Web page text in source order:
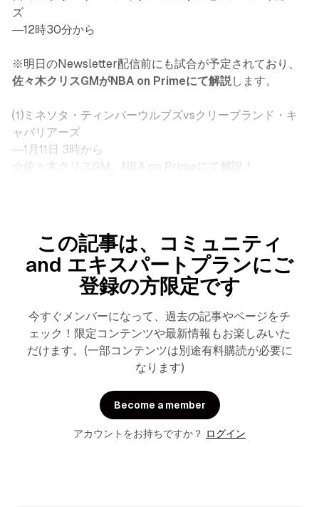
ズ
―12時30分から
※明日のNewsletter配信前にも試合が予定されており、
佐々木クリスGMがNBA on Primeにて解説します。
⑴ミネソタ・ティンバーウルブズvsクリーブランド・キ
ャバリアーズ
―1月11日 3時から
この記事は、コミュニティ
and エキスパートプランにご
登録の方限定です
今すぐメンバーになって、過去の記事やページをチ
ェック！限定コンテンツや最新情報もお楽しみいた
だけます。(一部コンテンツは別途有料購読が必要に
なります)
Become a member
アカウントをお持ちですか？ ログイン